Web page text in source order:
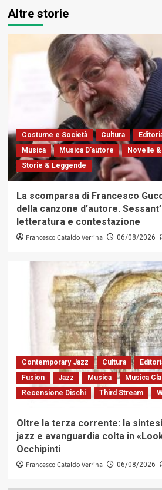
Altre storie
Costume e Società Cultura
Musica
Musica D'autore
Novelle
Storie & Leggende
La scomparsa di Francesco
della canzone d’autore.
letteratura e contestazione
Francesco Cataldo Verrina 06/08/2026
Contemporary Jazz Cultura
Fusion
Jazz Musica
Musica
Recensione Dischi
Third Stream
Oltre la terza corrente: la
jazz e avanguardia colta in
Occhipinti
Francesco Cataldo Verrina 06/08/2026